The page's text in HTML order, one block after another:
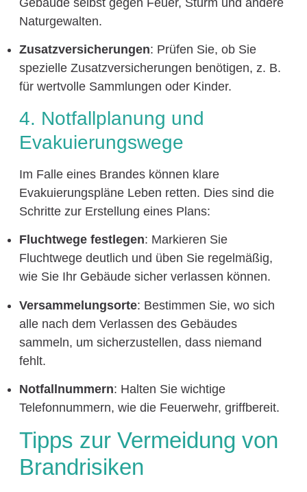
Naturgewalten.
Zusatzversicherungen: Prüfen Sie, ob Sie
spezielle Zusatzversicherungen benötigen, z. B.
für wertvolle Sammlungen oder Kinder.
4. Notfallplanung und
Evakuierungswege
Im Falle eines Brandes können klare
Evakuierungspläne Leben retten. Dies sind die
Schritte zur Erstellung eines Plans:
Fluchtwege festlegen: Markieren Sie
Fluchtwege deutlich und üben Sie regelmäßig,
wie Sie Ihr Gebäude sicher verlassen können.
Versammelungsorte: Bestimmen Sie, wo sich
alle nach dem Verlassen des Gebäudes
sammeln, um sicherzustellen, dass niemand
fehlt.
Notfallnummern: Halten Sie wichtige
Telefonnummern, wie die Feuerwehr, griffbereit.
Tipps zur Vermeidung von
Brandrisiken